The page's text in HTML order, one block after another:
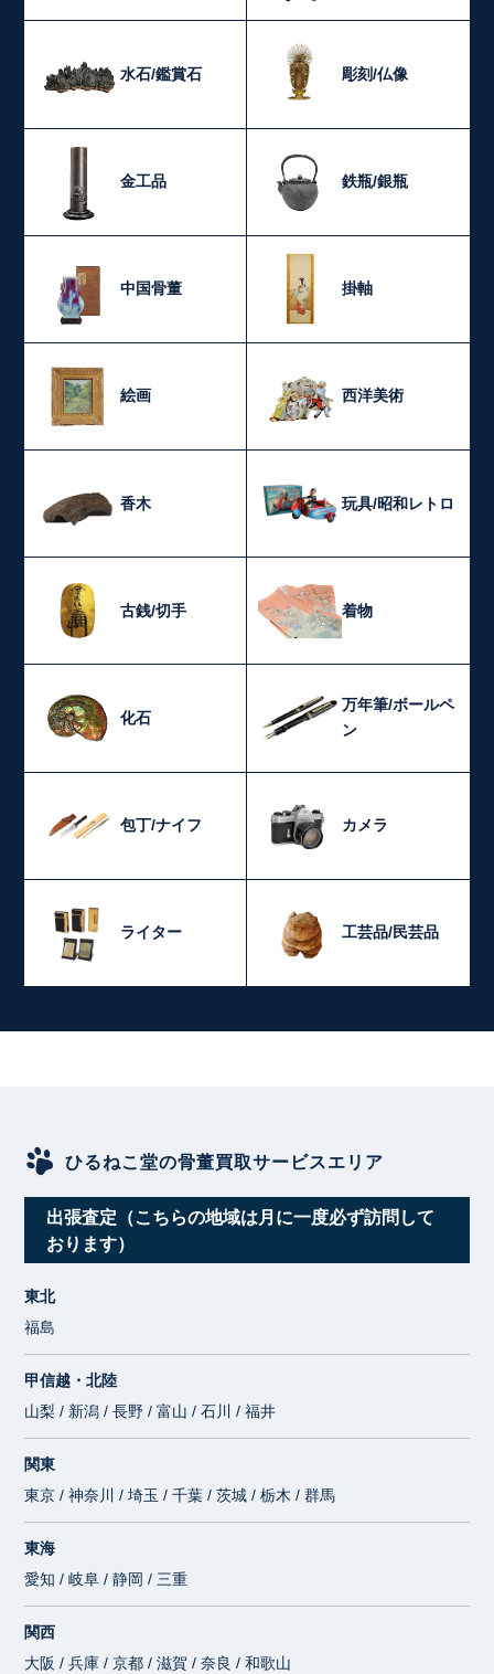
水石/鑑賞石 彫刻/仏像
金工品 鉄瓶/銀瓶
中国骨董 掛軸
絵画 西洋美術
香木 玩具/昭和レトロ
古銭/切手 着物
化石
万年筆/ボールペ
ン
包丁/ナイフ カメラ
ライター 工芸品/民芸品
ひるねこ堂の骨董買取サービスエリア
出張査定（こちらの地域は月に一度必ず訪問して
おります）
東北
福島
甲信越・北陸
山梨 / 新潟 / 長野 / 富山 / 石川 / 福井
関東
東京 / 神奈川 / 埼玉 / 千葉 / 茨城 / 栃木 / 群馬
東海
愛知 / 岐阜 / 静岡 / 三重
関西
大阪 / 兵庫 / 京都 / 滋賀 / 奈良 / 和歌山